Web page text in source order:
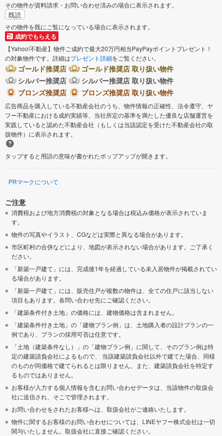
その物件が資料請求・お問い合わせ済みの場合に表示されます。
既読
その物件を既にご覧になっている場合に表示されます。
成約でもらえる
【Yahoo!不動産】物件ご成約で最大20万円相当PayPayポイントプレゼント！
の対象物件です。詳細はプレゼント詳細をご覧ください。
ゴールド推奨店
ゴールド推奨店 取り扱い物件
シルバー推奨店
シルバー推奨店 取り扱い物件
ブロンズ推奨店
ブロンズ推奨店 取り扱い物件
広告商品を購入している不動産会社のうち、物件情報の正確性、法令遵守、ヤ
フー不動産における成約実績等、当社所定の基準を満たした優良な店舗運営を
実践していると認めた不動産会社（もしくは当該認定を受けた不動産会社の取
扱物件）に表示されます。
タップすると用語の意味が書かれたポップアップが開きます。
PRマークについて
ご注意
消費税および地方消費税の対象となる場合は税込み価格が表示されていま
す。
物件の写真やイラスト、CGなどは実際と異なる場合があります。
市区町村の合併などにより、地図が表示されない場合があります。ご了承く
ださい。
「新築一戸建て」には、完成後1年を経過している未入居物件が掲載されてい
る場合があります。
「新築一戸建て」には、販売住戸が複数の物件は、全ての住戸に該当しない
項目もあります。各問い合わせ先にご確認ください。
「建築条件付き土地」の価格には、建物価格は含まれません。
「建築条件付き土地」の「建物プラン例」は、土地購入者の設計プランの一
例であり、プランの採用可否は任意です。
「土地（建築条件なし）」の「建物プラン例」に関して、そのプラン例は特
定の建築請負会社によるもので、 当該建築請負会社以外で建てた場合、同様
のものが同価格で建てられるとは限りません。また、建築請負会社を特定す
るものではありません。
お客様が入力する個人情報を含むお問い合わせデータは、当該物件の取扱会
社に送信され、そこで管理されます。
お問い合わせをされたお客様へは、取扱会社がご連絡いたします。
物件に関するお客様のお問い合わせについては、LINEヤフー株式会社は一切
関与いたしません。取扱会社に直接ご確認ください。